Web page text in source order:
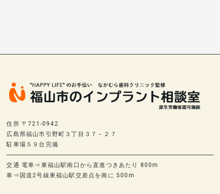
住所 〒721-0942
広島県福山市引野町３丁目３７－２７
駐車場５９台完備
交通 電車⇒東福山駅南口から直進つきあたり 800m
車⇒国道2号線東福山駅交差点を南に 500m